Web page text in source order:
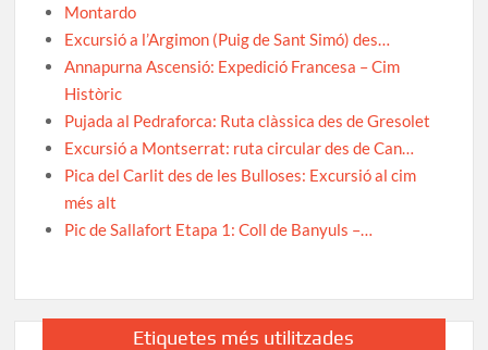
Montardo
Excursió a l’Argimon (Puig de Sant Simó) des…
Annapurna Ascensió: Expedició Francesa – Cim
Històric
Pujada al Pedraforca: Ruta clàssica des de Gresolet
Excursió a Montserrat: ruta circular des de Can…
Pica del Carlit des de les Bulloses: Excursió al cim
més alt
Pic de Sallafort Etapa 1: Coll de Banyuls –…
Etiquetes més utilitzades